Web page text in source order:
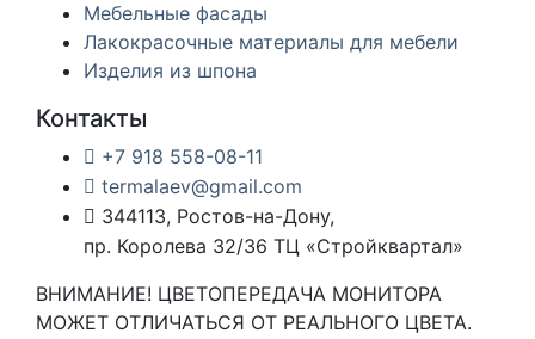
Мебельные фасады
Лакокрасочные материалы для мебели
Изделия из шпона
Контакты
+7 918 558-08-11
termalaev@gmail.com
344113, Ростов-на-Дону,
пр. Королева 32/36 ТЦ «Стройквартал»
ВНИМАНИЕ! ЦВЕТОПЕРЕДАЧА МОНИТОРА
МОЖЕТ ОТЛИЧАТЬСЯ ОТ РЕАЛЬНОГО ЦВЕТА.